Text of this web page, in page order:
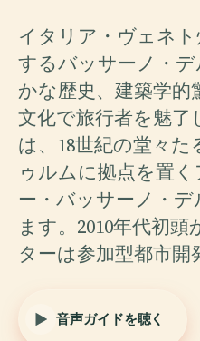
イタリア・ヴェネ
するバッサーノ・
かな歴史、建築学的
文化で旅行者を魅
は、18世紀の堂々
ゥルムに拠点を置
ー・バッサーノ・
ます。2010年代初
ターは参加型都市開
音声ガイドを聴く